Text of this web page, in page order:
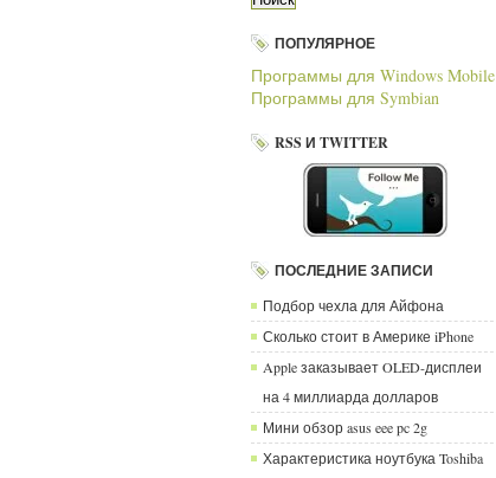
ПОПУЛЯРНОЕ
Программы для Windows Mobile
Программы для Symbian
RSS И TWITTER
ПОСЛЕДНИЕ ЗАПИСИ
Подбор чехла для Айфона
Сколько стоит в Америке iPhone
Apple заказывает OLED-дисплеи
на 4 миллиарда долларов
Мини обзор asus eee pc 2g
Характеристика ноутбука Toshiba